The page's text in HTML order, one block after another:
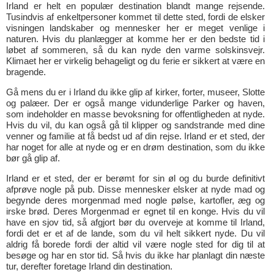
Irland er helt en populær destination blandt mange rejsende.
Tusindvis af enkeltpersoner kommet til dette sted, fordi de elsker
visningen landskaber og mennesker her er meget venlige i
naturen. Hvis du planlægger at komme her er den bedste tid i
løbet af sommeren, så du kan nyde den varme solskinsvejr.
Klimaet her er virkelig behageligt og du ferie er sikkert at være en
bragende.
Gå mens du er i Irland du ikke glip af kirker, forter, museer, Slotte
og palæer. Der er også mange vidunderlige Parker og haven,
som indeholder en masse bevoksning for offentligheden at nyde.
Hvis du vil, du kan også gå til klipper og sandstrande med dine
venner og familie at få bedst ud af din rejse. Irland er et sted, der
har noget for alle at nyde og er en drøm destination, som du ikke
bør gå glip af.
Irland er et sted, der er berømt for sin øl og du burde definitivt
afprøve nogle på pub. Disse mennesker elsker at nyde mad og
begynde deres morgenmad med nogle pølse, kartofler, æg og
irske brød. Deres Morgenmad er egnet til en konge. Hvis du vil
have en sjov tid, så afgjort bør du overveje at komme til Irland,
fordi det er et af de lande, som du vil helt sikkert nyde. Du vil
aldrig få borede fordi der altid vil være nogle sted for dig til at
besøge og har en stor tid. Så hvis du ikke har planlagt din næste
tur, derefter foretage Irland din destination.